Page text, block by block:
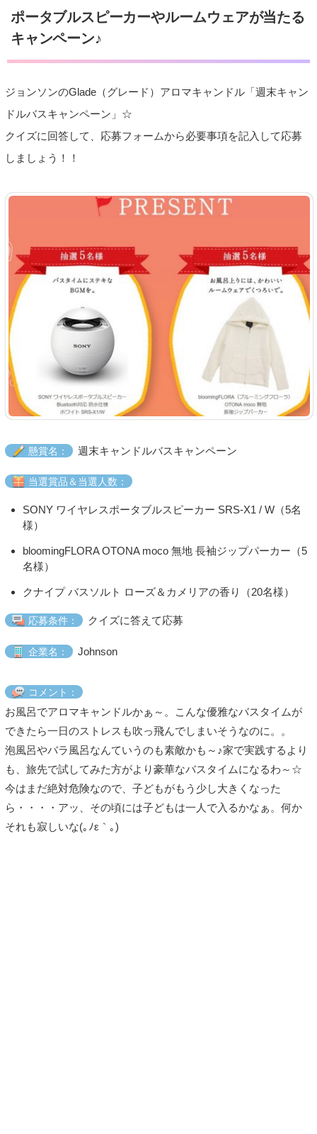
ポータブルスピーカーやルームウェアが当たる
キャンペーン♪
ジョンソンのGlade（グレード）アロマキャンドル「週末キャン
ドルバスキャンペーン」☆
クイズに回答して、応募フォームから必要事項を記入して応募
しましょう！！
懸賞名： 週末キャンドルバスキャンペーン
当選賞品＆当選人数：
SONY ワイヤレスポータブルスピーカー SRS-X1 / W（5名
様）
bloomingFLORA OTONA moco 無地 長袖ジップパーカー（5
名様）
クナイプ バスソルト ローズ＆カメリアの香り（20名様）
応募条件： クイズに答えて応募
企業名： Johnson
コメント：
お風呂でアロマキャンドルかぁ～。こんな優雅なバスタイムが
できたら一日のストレスも吹っ飛んでしまいそうなのに。。
泡風呂やバラ風呂なんていうのも素敵かも～♪家で実践するより
も、旅先で試してみた方がより豪華なバスタイムになるわ～☆
今はまだ絶対危険なので、子どもがもう少し大きくなった
ら・・・・アッ、その頃には子どもは一人で入るかなぁ。何か
それも寂しいな(｡ﾉε｀｡)